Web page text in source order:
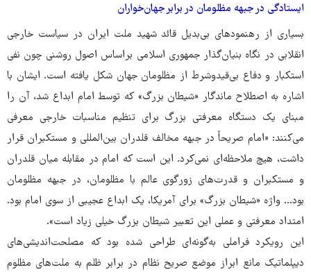
ایستادگی در جبهه مظلومان در برابر جهان‌خواران
بسیاری از رهنمودهای بی‌بدیل قائد شهید ملت ایران در سیاست خارجی
انقلابی در نگاه بنیان‌گذار جمهوری اسلامی براساس اصول روشنی چون نفی
استکبار و دفاع بی‌قیدوشرط از مظلومان جهان شکل یافته است. ایشان با
اشاره به اصطلاح ماندگار «شیطان بزرگ» که توسط امام ابداع شد، آن را
مبنای یک دستگاه معرفتی بزرگ برای تنظیم مناسبات خارجی معرفی
می‌کنند: «امام صریحاً در جبهه‌ مخالف قلدران بین‌المللی و مستکبران قرار
داشت، هیچ ملاحظه‌ای نمی‌کرد. این است که امام در مقابله‌ میان قلدران
و مستکبران و قدرت‌های زورگوی عالم با مظلومان، در جبهه‌ مظلومان
بود... واژه‌ «شیطان بزرگ» برای آمریکا، یک ابداع عجیبی از سوی امام بود.
امتداد معرفتی و عملی این تعبیر شیطان بزرگ خیلی زیاد است».
این رویکرد فراملی به‌گونه‌ای طراحی شده بود که مصلحت‌اندیشی‌های
دیپلماتیک مانع ابراز موضع صریح نظام در برابر ظلم به ملت‌های مظلوم